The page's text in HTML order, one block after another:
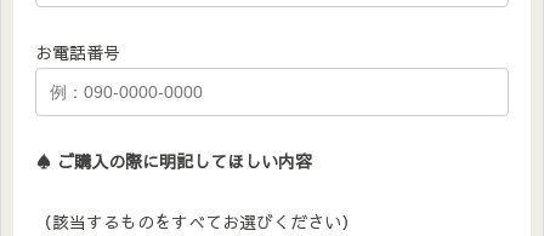
お電話番号
♠︎ ご購入の際に明記してほしい内容
（該当するものをすべてお選びください）